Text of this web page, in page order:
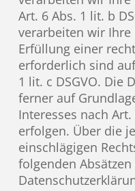
Art. 6 Abs. 1 lit. b
verarbeiten wir Ihre
Erfüllung einer
erforderlich sind
1 lit. c DSGVO. Die
ferner auf
Interesses nach Art.
erfolgen. Über die
einschlägigen
folgenden